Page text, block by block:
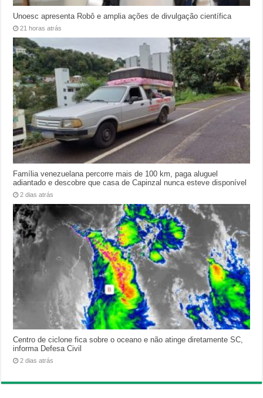
Unoesc apresenta Robô e amplia ações de divulgação científica
21 horas atrás
Família venezuelana percorre mais de 100 km, paga aluguel
adiantado e descobre que casa de Capinzal nunca esteve disponível
2 dias atrás
Centro de ciclone fica sobre o oceano e não atinge diretamente SC,
informa Defesa Civil
2 dias atrás